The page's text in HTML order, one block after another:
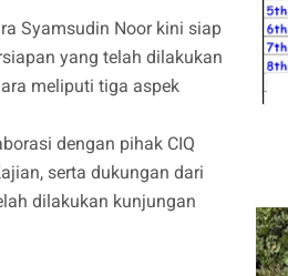
Syamsudin Noor kini siap
yang telah dilakukan
meliputi tiga aspek
dengan pihak CIQ
serta dukungan dari
dilakukan kunjungan